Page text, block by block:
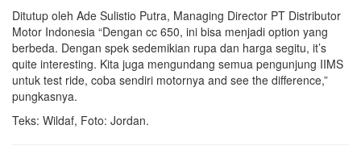
Ditutup oleh Ade Sulistio Putra, Managing Director PT Distributor
Motor Indonesia “Dengan cc 650, ini bisa menjadi option yang
berbeda. Dengan spek sedemikian rupa dan harga segitu, it’s
quite interesting. Kita juga mengundang semua pengunjung IIMS
untuk test ride, coba sendiri motornya and see the difference,”
pungkasnya.
Teks: Wildaf, Foto: Jordan.